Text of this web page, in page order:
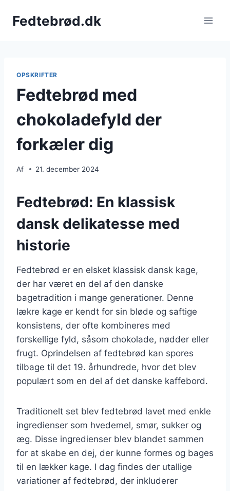
Fedtebrød.dk
OPSKRIFTER
Fedtebrød med
chokoladefyld der
forkæler dig
Af 21. december 2024
Fedtebrød: En klassisk
dansk delikatesse med
historie
Fedtebrød er en elsket klassisk dansk kage,
der har været en del af den danske
bagetradition i mange generationer. Denne
lækre kage er kendt for sin bløde og saftige
konsistens, der ofte kombineres med
forskellige fyld, såsom chokolade, nødder eller
frugt. Oprindelsen af fedtebrød kan spores
tilbage til det 19. århundrede, hvor det blev
populært som en del af det danske kaffebord.
Traditionelt set blev fedtebrød lavet med enkle
ingredienser som hvedemel, smør, sukker og
æg. Disse ingredienser blev blandet sammen
for at skabe en dej, der kunne formes og bages
til en lækker kage. I dag findes der utallige
variationer af fedtebrød, der inkluderer